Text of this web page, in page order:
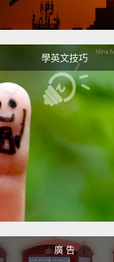
學英文技巧
廣 告